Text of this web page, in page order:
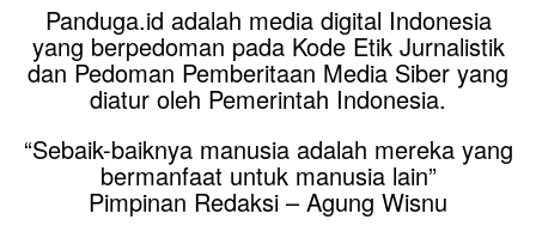
Panduga.id adalah media digital Indonesia
yang berpedoman pada Kode Etik Jurnalistik
dan Pedoman Pemberitaan Media Siber yang
diatur oleh Pemerintah Indonesia.
“Sebaik-baiknya manusia adalah mereka yang
bermanfaat untuk manusia lain”
Pimpinan Redaksi – Agung Wisnu